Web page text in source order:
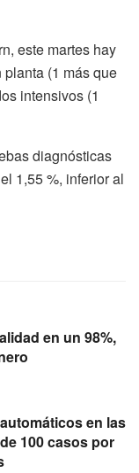
este martes hay
(1 más que
intensivos (1
diagnósticas
1,55 %, inferior al
en un 98%,
en las
100 casos por